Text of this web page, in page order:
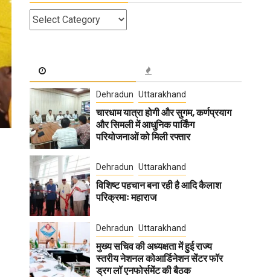
Categories
Dehradun Uttarakhand
चारधाम यात्रा होगी और सुगम, कर्णप्रयाग
और सिमली में आधुनिक पार्किंग
परियोजनाओं को मिली रफ्तार
Dehradun Uttarakhand
विशिष्ट पहचान बना रही है आदि कैलाश
परिक्रमाः महाराज
Dehradun Uttarakhand
मुख्य सचिव की अध्यक्षता में हुई राज्य
स्तरीय नेशनल कोआर्डिनेशन सेंटर फॉर
ड्रग लॉ एनफोर्समेंट की बैठक